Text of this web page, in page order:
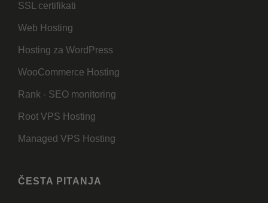
SSL certifikati
Web Hosting
Hosting za WordPress
WooCommerce Hosting
Rank - SEO monitoring
Root VPS Hosting
Managed VPS Hosting
ČESTA PITANJA